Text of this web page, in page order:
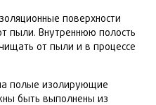
поверхности
пыли. Внутреннюю полость
от пыли и в процессе
полые изолирующие
быть выполнены из